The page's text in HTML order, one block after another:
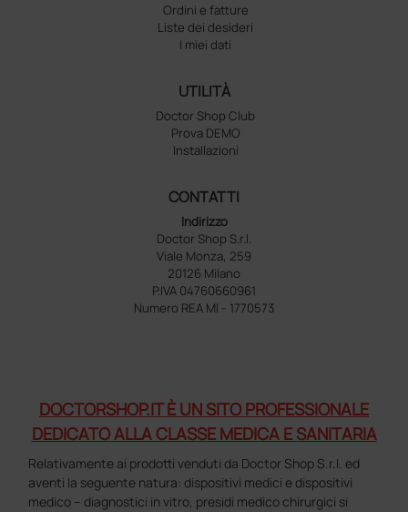
Ordini e fatture
Liste dei desideri
I miei dati
UTILITÀ
Doctor Shop Club
Prova DEMO
Installazioni
CONTATTI
Indirizzo
Doctor Shop S.r.l.
Viale Monza, 259
20126 Milano
P.IVA 04760660961
Numero REA MI - 1770573
DOCTORSHOP.IT È UN SITO PROFESSIONALE
DEDICATO ALLA CLASSE MEDICA E SANITARIA
Relativamente ai prodotti venduti da Doctor Shop S.r.l. ed
aventi la seguente natura: dispositivi medici e dispositivi
medico – diagnostici in vitro, presidi medico chirurgici si